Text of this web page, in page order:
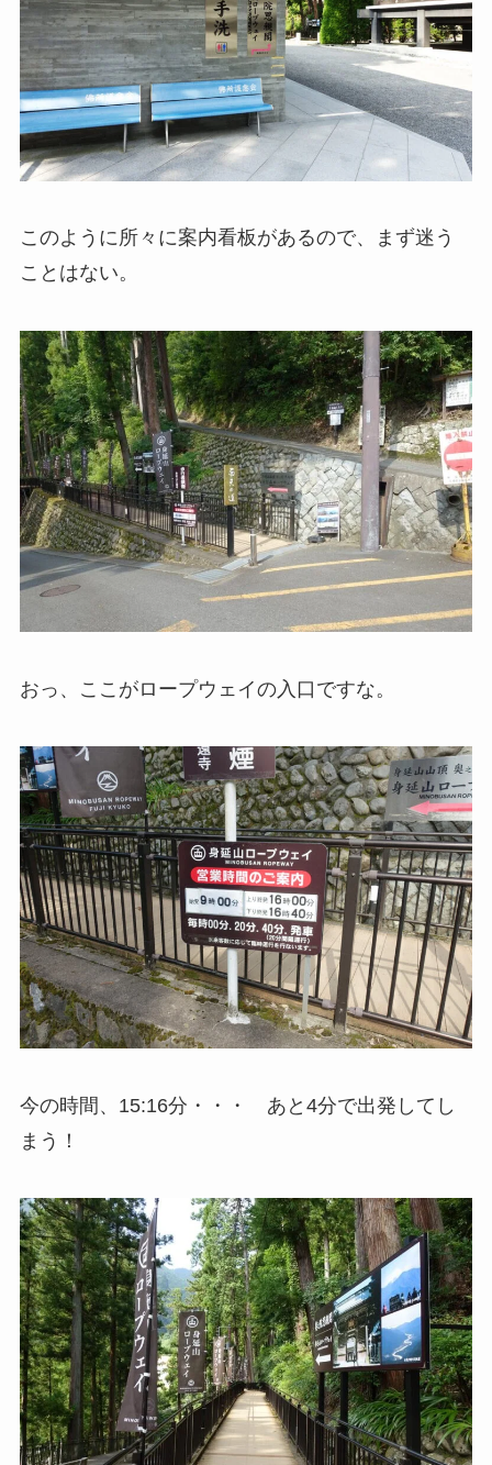
このように所々に案内看板があるので、まず迷う
ことはない。
おっ、ここがロープウェイの入口ですな。
今の時間、15:16分・・・ あと4分で出発してし
まう！